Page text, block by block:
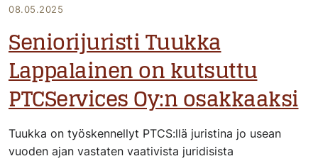
08.05.2025
Seniorijuristi Tuukka
Lappalainen on kutsuttu
PTCServices Oy:n osakkaaksi
Tuukka on työskennellyt PTCS:llä juristina jo usean
vuoden ajan vastaten vaativista juridisista